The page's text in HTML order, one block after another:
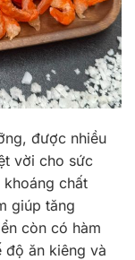
được nhiều
vời cho sức
chất
giúp tăng
còn có hàm
độ ăn kiêng và